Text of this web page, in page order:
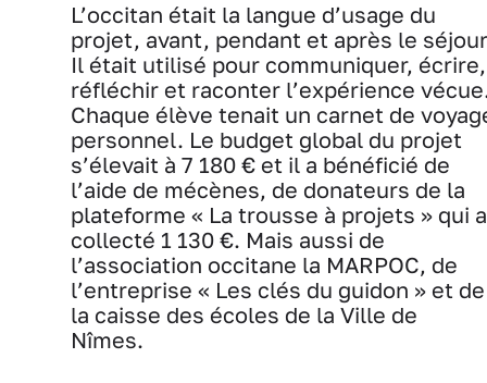
L’occitan était la langue d’usage du
projet, avant, pendant et après le
Il était utilisé pour communiquer, écrire,
réfléchir et raconter l’expérience
Chaque élève tenait un carnet de
personnel. Le budget global du projet
s’élevait à 7 180 € et il a bénéficié de
l’aide de mécènes, de donateurs de la
plateforme « La trousse à projets » qui a
collecté 1 130 €. Mais aussi de
l’association occitane la MARPOC, de
l’entreprise « Les clés du guidon » et de
la caisse des écoles de la Ville de
Nîmes.